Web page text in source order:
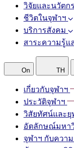
วิจัยและนวัตก
ชีวิตในจุฬาฯ
บริการสังคม
สาระความรู้แ
On TH
เกี่ยวกับจุฬาฯ
ประวัติจุฬาฯ
วิสัยทัศน์และยุ
อัตลักษณ์มหา
จุฬาฯ กับควา